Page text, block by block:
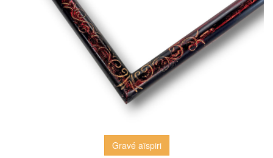
Gravé aïspiri